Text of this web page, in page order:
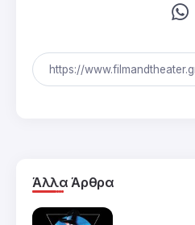
Άλλα Άρθρα